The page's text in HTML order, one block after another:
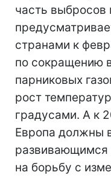
часть выбросов
странами к
по сокращению
парниковых
рост
градусами. А к
Европа должны
развивающимся
на борьбу с